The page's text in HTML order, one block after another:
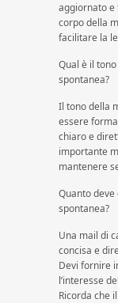
aggiornato e
corpo della
facilitare la
Qual è il
spontanea?
Il tono della
essere
chiaro e
importante
mantenere
Quanto
spontanea?
Una mail di
concisa e
Devi fornire
l’interesse
Ricorda che